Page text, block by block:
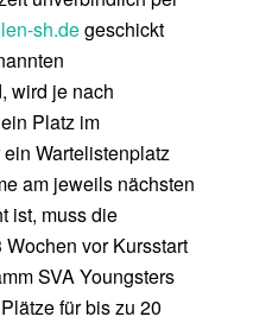
sh.degeschickt
wird je nach
Platz im
Wartelistenplatz
am jeweils nächsten
ist, muss die
vor Kursstart
SVA Youngsters
für bis zu 20